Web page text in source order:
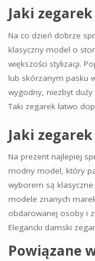
Jaki
Na co dzień dobrze
klasyczny model o
większości stylizacji.
lub skórzanym pasku
wygodny, niezbyt
Taki zegarek łatwo
Jaki
Na prezent najlepiej
modny model, który
wyborem są
modele znanych
obdarowanej osoby i
Elegancki damski
Powiązane